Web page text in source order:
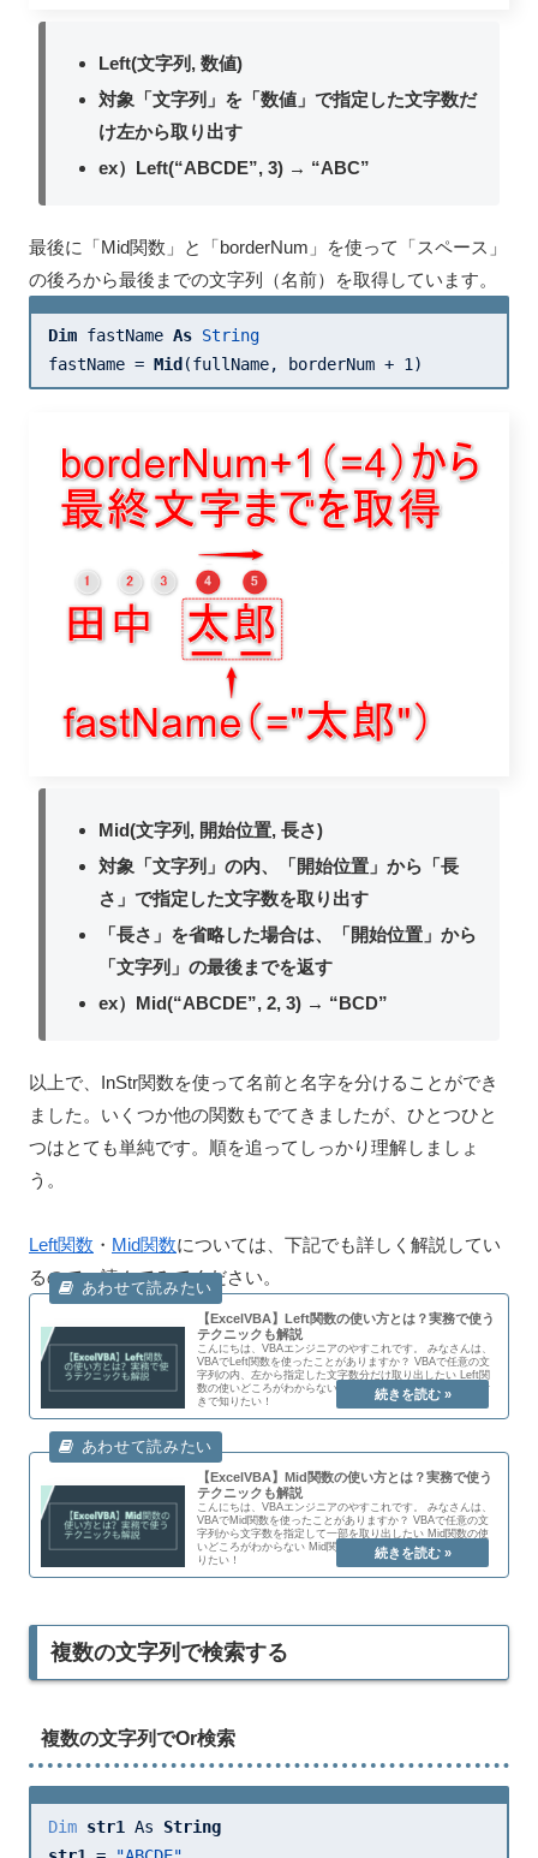
Left(文字列, 数値)
対象「文字列」を「数値」で指定した文字数だ
け左から取り出す
ex）Left(“ABCDE”, 3) → “ABC”
最後に「Mid関数」と「borderNum」を使って「スペース」
の後ろから最後までの文字列（名前）を取得しています。
Dim fastName As String
fastName = Mid (fullName, borderNum + 1)
Mid(文字列, 開始位置, 長さ)
対象「文字列」の内、「開始位置」から「長
さ」で指定した文字数を取り出す
「長さ」を省略した場合は、「開始位置」から
「文字列」の最後までを返す
ex）Mid(“ABCDE”, 2, 3) → “BCD”
以上で、InStr関数を使って名前と名字を分けることができ
ました。いくつか他の関数もでてきましたが、ひとつひと
つはとても単純です。順を追ってしっかり理解しましょ
う。
Left関数 ・ Mid関数については、下記でも詳しく解説してい
るので、読んでみてください。
【ExcelVBA】Left関数の使い方とは？実務で使う
テクニックも解説
こんにちは、VBAエンジニアのやすこれです。 みなさんは、
VBAでLeft関数を使ったことがありますか？ VBAで任意の文
字列の内、左から指定した文字数分だけ取り出したい Left関
数の使いどころがわからない Left関数の利用の仕方を実例付
きで知りたい！
【ExcelVBA】Mid関数の使い方とは？実務で使う
テクニックも解説
こんにちは、VBAエンジニアのやすこれです。 みなさんは、
VBAでMid関数を使ったことがありますか？ VBAで任意の文
字列から文字数を指定して一部を取り出したい Mid関数の使
いどころがわからない Mid関数の利用の仕方を実例付きで知
りたい！
複数の文字列で検索する
複数の文字列でOr検索
Dim str1 As
String